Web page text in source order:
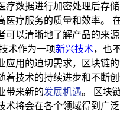
疗数据进行加密处理后存
医疗服务的质量和效率。
可以清晰地了解产品的来
术作为一项新兴技术，也
应用的迫切需求，区块链
着技术的持续进步和不断
带来新的发展机遇。 区块
术将会在各个领域得到广